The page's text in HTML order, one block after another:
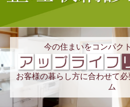
今の住まいをコンパク
お客様の暮らし方に合わせて
ム